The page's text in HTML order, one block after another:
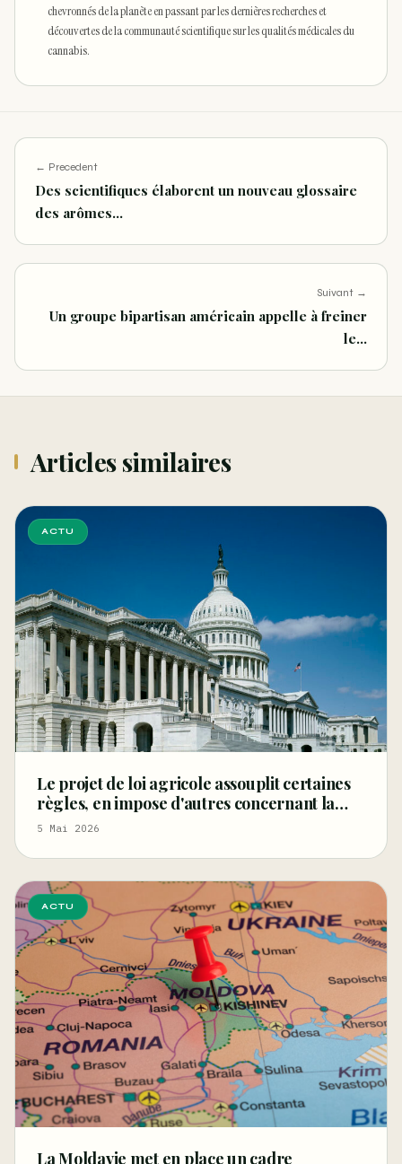
chevronnés de la planète en passant par les dernières recherches et
découvertes de la communauté scientifique sur les qualités médicales du
cannabis.
← Precedent
Des scientifiques élaborent un nouveau glossaire
des arômes…
Suivant →
Un groupe bipartisan américain appelle à freiner
le…
Articles similaires
ACTU
Le projet de loi agricole assouplit certaines
règles, en impose d'autres concernant la
fibre et les graines de chanvre, et restreint le
5 Mai 2026
ACTU
La Moldavie met en place un cadre